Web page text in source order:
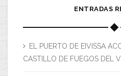
ENTRADAS
EL PUERTO DE EIVISSA
CASTILLO DE FUEGOS DEL